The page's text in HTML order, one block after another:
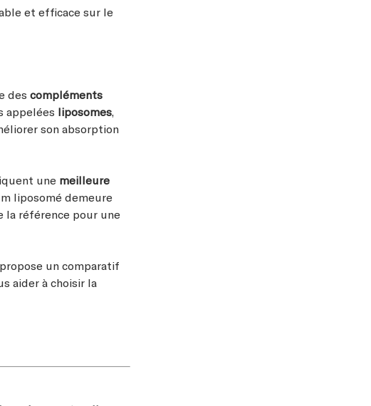
et efficace sur le
des compléments
appelées liposomes,
son absorption
une meilleure
liposomé demeure
la référence pour une
un comparatif
aider à choisir la